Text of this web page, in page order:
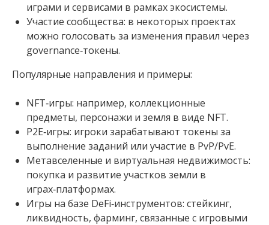
играми и сервисами в рамках экосистемы.
Участие сообщества: в некоторых проектах
можно голосовать за изменения правил через
governance‑токены.
Популярные направления и примеры:
NFT‑игры: например, коллекционные
предметы, персонажи и земля в виде NFT.
P2E‑игры: игроки зарабатывают токены за
выполнение заданий или участие в PvP/PvE.
Метавселенные и виртуальная недвижимость:
покупка и развитие участков земли в
играх‑платформах.
Игры на базе DeFi‑инструментов: стейкинг,
ликвидность, фарминг, связанные с игровыми